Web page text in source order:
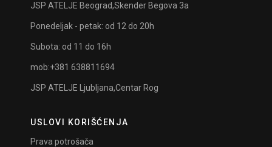
JSP ATELJE Beograd,Skender Begova 3a
Ponedeljak - petak: od 12 do 20h
Subota: od 11 do 16h
mob:+381 638811694
JSP ATELJE Ljubljana,Centar Rog
USLOVI KORIŠĆENJA
Prava potrošača